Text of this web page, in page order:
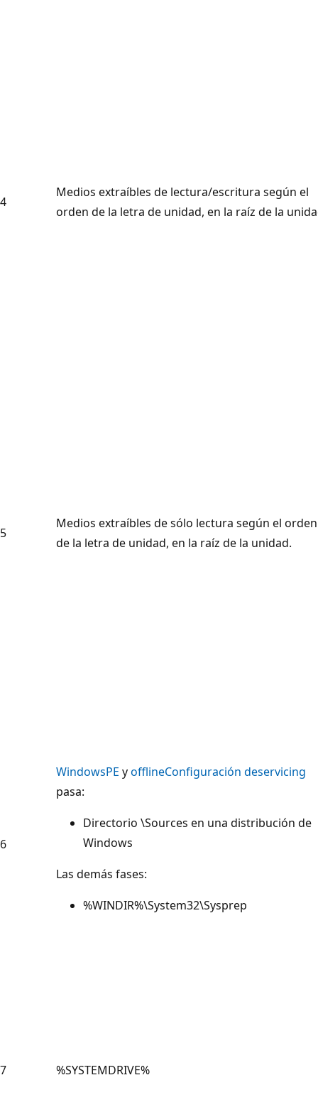
4
Medios extraíbles de lectura/escritura según el
orden de la letra de unidad, en la raíz de la
5
Medios extraíbles de sólo lectura según el orden
de la letra de unidad, en la raíz de la unidad.
6
WindowsPE yofflineConfiguración deservicing
pasa:
Directorio \Sources en una distribución de
Windows
Las demás fases:
%WINDIR%\System32\Sysprep
7 %SYSTEMDRIVE%